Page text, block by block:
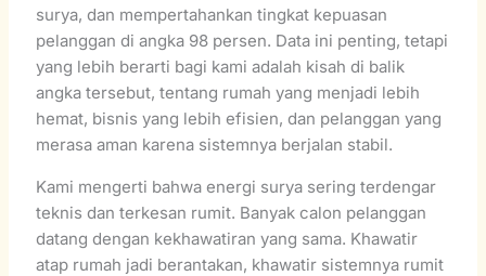
surya, dan mempertahankan tingkat kepuasan
pelanggan di angka 98 persen. Data ini penting, tetapi
yang lebih berarti bagi kami adalah kisah di balik
angka tersebut, tentang rumah yang menjadi lebih
hemat, bisnis yang lebih efisien, dan pelanggan yang
merasa aman karena sistemnya berjalan stabil.
Kami mengerti bahwa energi surya sering terdengar
teknis dan terkesan rumit. Banyak calon pelanggan
datang dengan kekhawatiran yang sama. Khawatir
atap rumah jadi berantakan, khawatir sistemnya rumit